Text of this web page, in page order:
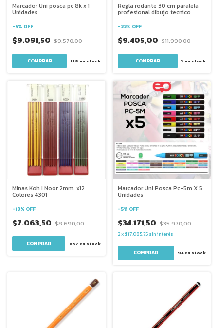
Marcador Uni posca pc 8k x 1
Unidades
-5% OFF
$9.091,50 $9.570,00
COMPRAR 178 en stock
Regla rodante 30 cm paralela
profesional dibujo tecnico
-22% OFF
$9.405,00 $11.990,00
2 en stock
Minas Koh I Noor 2mm. x12
Colores 4301
-19% OFF
$7.063,50 $8.690,00
857 en stock
Marcador Uni Posca Pc-5m X 5
Unidades
-5% OFF
$34.171,50 $35.970,00
2x $17.085,75 sin interés
94en stock